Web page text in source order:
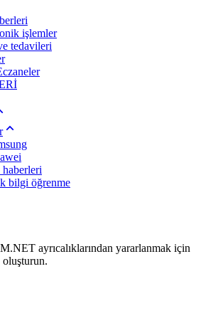
işlemler
tedavileri
bilgi öğrenme
ayrıcalıklarından yararlanmak için
oluşturun.